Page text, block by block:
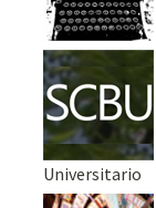
Universitario